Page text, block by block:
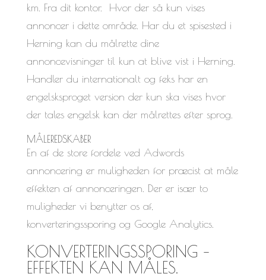
km. Fra dit kontor. Hvor der så kun vises
annoncer i dette område. Har du et spisested i
Herning kan du målrette dine
annoncevisninger til kun at blive vist i Herning.
Handler du internationalt og feks har en
engelsksproget version der kun ska vises hvor
der tales engelsk kan der målrettes efter sprog.
MÅLEREDSKABER
En af de store fordele ved Adwords
annoncering er muligheden for præcist at måle
effekten af annonceringen. Der er især to
muligheder vi benytter os af,
konverteringssporing og Google Analytics.
KONVERTERINGSSPORING –
EFFEKTEN KAN MÅLES.